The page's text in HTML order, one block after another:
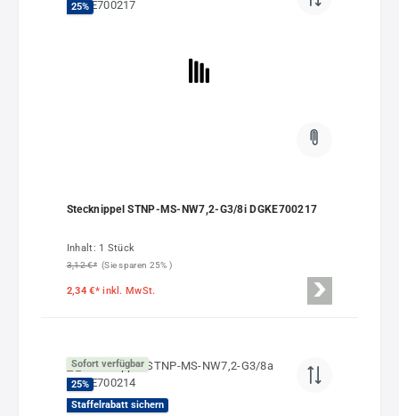
25%
Stecknippel STNP-MS-NW7,2-G3/8i DGKE700217
Inhalt: 1 Stück
3,12 €* (Sie sparen 25% )
2,34 €*inkl. MwSt.
Sofort verfügbar
25%
Staffelrabatt sichern